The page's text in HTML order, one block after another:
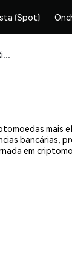
(Spot)
Compre e armazene Rito (RITO) com segurança
bancárias,
em